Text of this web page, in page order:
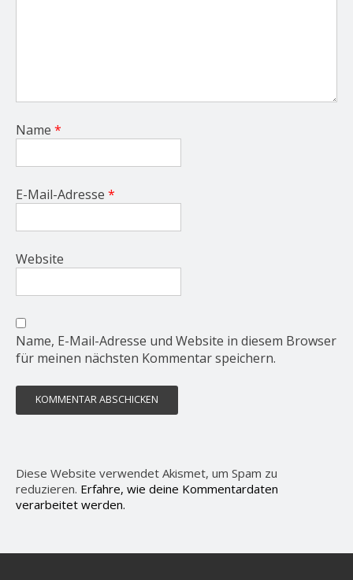
Name *
E-Mail-Adresse *
Website
Name, E-Mail-Adresse und Website in diesem Browser
für meinen nächsten Kommentar speichern.
Diese Website verwendet Akismet, um Spam zu
reduzieren. Erfahre, wie deine Kommentardaten
verarbeitet werden.